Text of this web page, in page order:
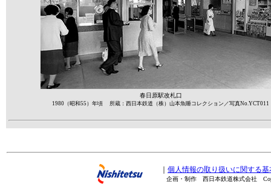
春日原駅改札口
1980（昭和55）年頃 所蔵：西日本鉄道（株）山本魚睡コレクション／写真No.YCT011
個人情報の取り扱いに関する基
企画・制作 西日本鉄道株式会社